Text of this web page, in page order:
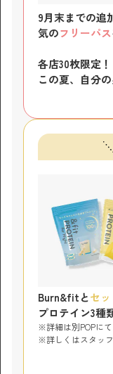
9月末までの追
気のフリーパス
各店30枚限定！
この夏、自分
Burn&fitとセッ
プロテイン3種
詳細は別POPに
詳しくはスタッ